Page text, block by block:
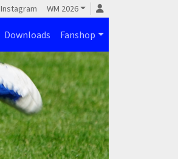
Instagram WM 2026
Downloads Fanshop